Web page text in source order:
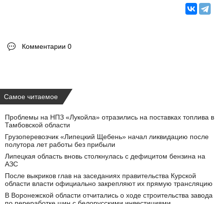
Комментарии 0
Самое читаемое
Проблемы на НПЗ «Лукойла» отразились на поставках топлива в
Тамбовской области
Грузоперевозчик «Липецкий Щебень» начал ликвидацию после
полутора лет работы без прибыли
Липецкая область вновь столкнулась с дефицитом бензина на
АЗС
После выкриков глав на заседаниях правительства Курской
области власти официально закрепляют их прямую трансляцию
В Воронежской области отчитались о ходе строительства завода